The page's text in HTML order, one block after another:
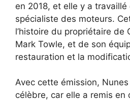
en 2018, et elle y a
spécialiste des moteurs.
l’histoire du propriétaire de
Mark Towle, et de son
restauration et la
Avec cette émission,
célèbre, car elle a remis en